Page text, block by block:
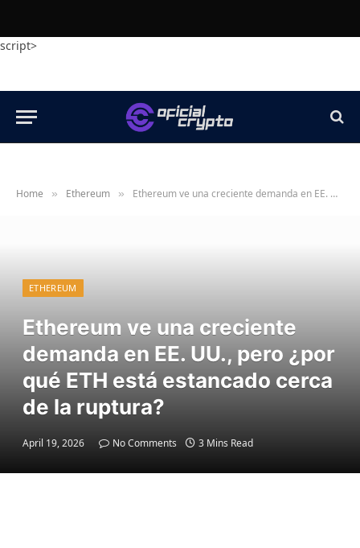
script>
Home » Ethereum » Ethereum ve una creciente demanda en EE. UU., pero ¿por qué ETH está estancado cerca de la ruptura?
ETHEREUM
Ethereum ve una creciente
demanda en EE. UU., pero ¿por
qué ETH está estancado cerca
de la ruptura?
April 19, 2026 No Comments 3 Mins Read